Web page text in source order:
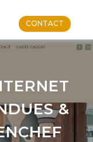
CONTACT
&